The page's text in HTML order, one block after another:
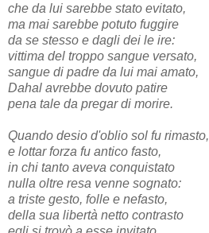
che da lui sarebbe stato evitato,
ma mai sarebbe potuto fuggire
da se stesso e dagli dei le ire:
vittima del troppo sangue versato,
sangue di padre da lui mai amato,
Dahal avrebbe dovuto patire
pena tale da pregar di morire.
Quando desio d'oblio sol fu rimasto,
e lottar forza fu antico fasto,
in chi tanto aveva conquistato
nulla oltre resa venne sognato:
a triste gesto, folle e nefasto,
della sua libertà netto contrasto